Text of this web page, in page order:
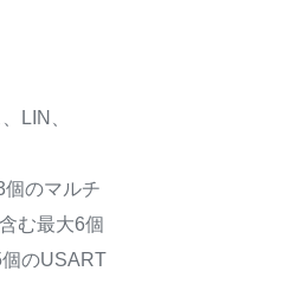
LIN、
のマルチ
む最大6個
のUSART